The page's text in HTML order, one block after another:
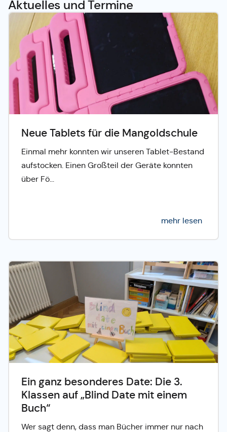
Aktuelles und Termine
Neue Tablets für die Mangoldschule
Einmal mehr konnten wir unseren Tablet-Bestand
aufstocken. Einen Großteil der Geräte konnten
über Fö...
mehr lesen
Ein ganz besonderes Date: Die 3.
Klassen auf „Blind Date mit einem
Buch“
Wer sagt denn, dass man Bücher immer nur nach